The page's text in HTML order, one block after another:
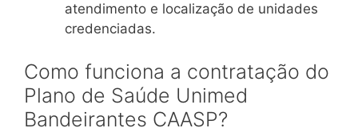
atendimento e localização de unidades
credenciadas.
Como funciona a contratação do
Plano de Saúde Unimed
Bandeirantes CAASP?